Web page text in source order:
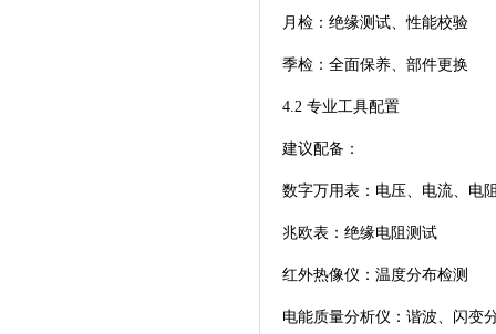
月检：绝缘测试、性能校验
季检：全面保养、部件更换
4.2 专业工具配置
建议配备：
数字万用表：电压、电流、电
兆欧表：绝缘电阻测试
红外热像仪：温度分布检测
电能质量分析仪：谐波、闪变